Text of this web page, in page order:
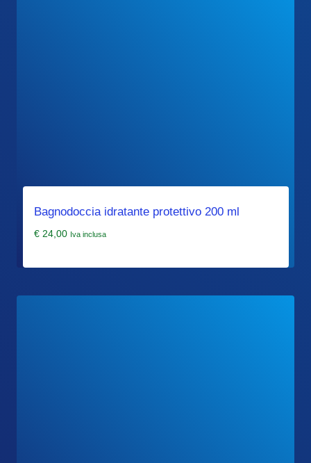
Bagnodoccia idratante protettivo 200 ml
€24,00 Iva inclusa